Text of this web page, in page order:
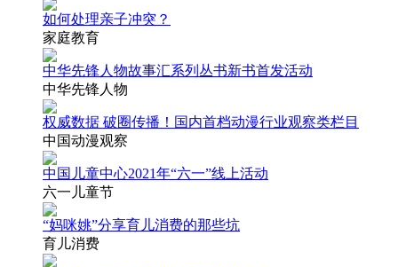
如何处理亲子冲突？
家庭教育
中华先锋人物故事汇系列丛书新书首发活动
中华先锋人物
权威数据 破圈传播！国内首档动漫行业观察类栏目
中国动漫观察
中国儿童中心2021年“六一”线上活动
六一儿童节
“妈咪姚”分享育儿消费的那些坑
育儿消费